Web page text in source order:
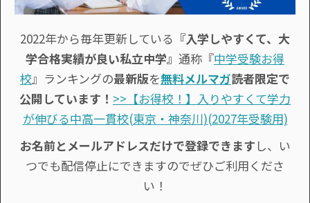
2022年から毎年更新している 『入学しやすくて、大
学合格実績が良い私立中学』 通称『中学受験お得
校』ランキングの最新版を無料メルマガ読者限定で
公開しています！ >>【お得校！】入りやすくて学力
が伸びる中高一貫校(東京・神奈川)(2027年受験用)
お名前とメールアドレスだけで登録できます し、い
つでも配信停止にできますのでぜひご利用くださ
い！